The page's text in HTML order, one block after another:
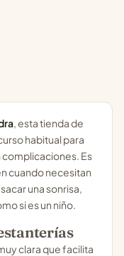
, esta tienda de
habitual para
complicaciones. Es
cuando necesitan
una sonrisa,
si es un niño.
clara que facilita